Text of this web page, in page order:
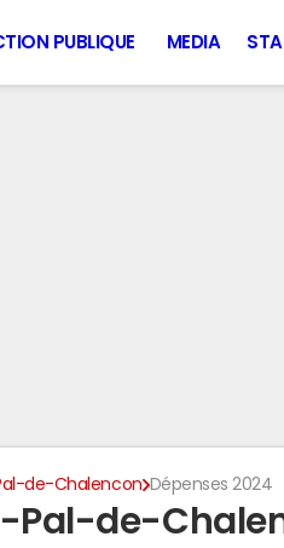
PUBLIQUE MEDIA
de-Chalencon Dépenses 2024
Pal-de-